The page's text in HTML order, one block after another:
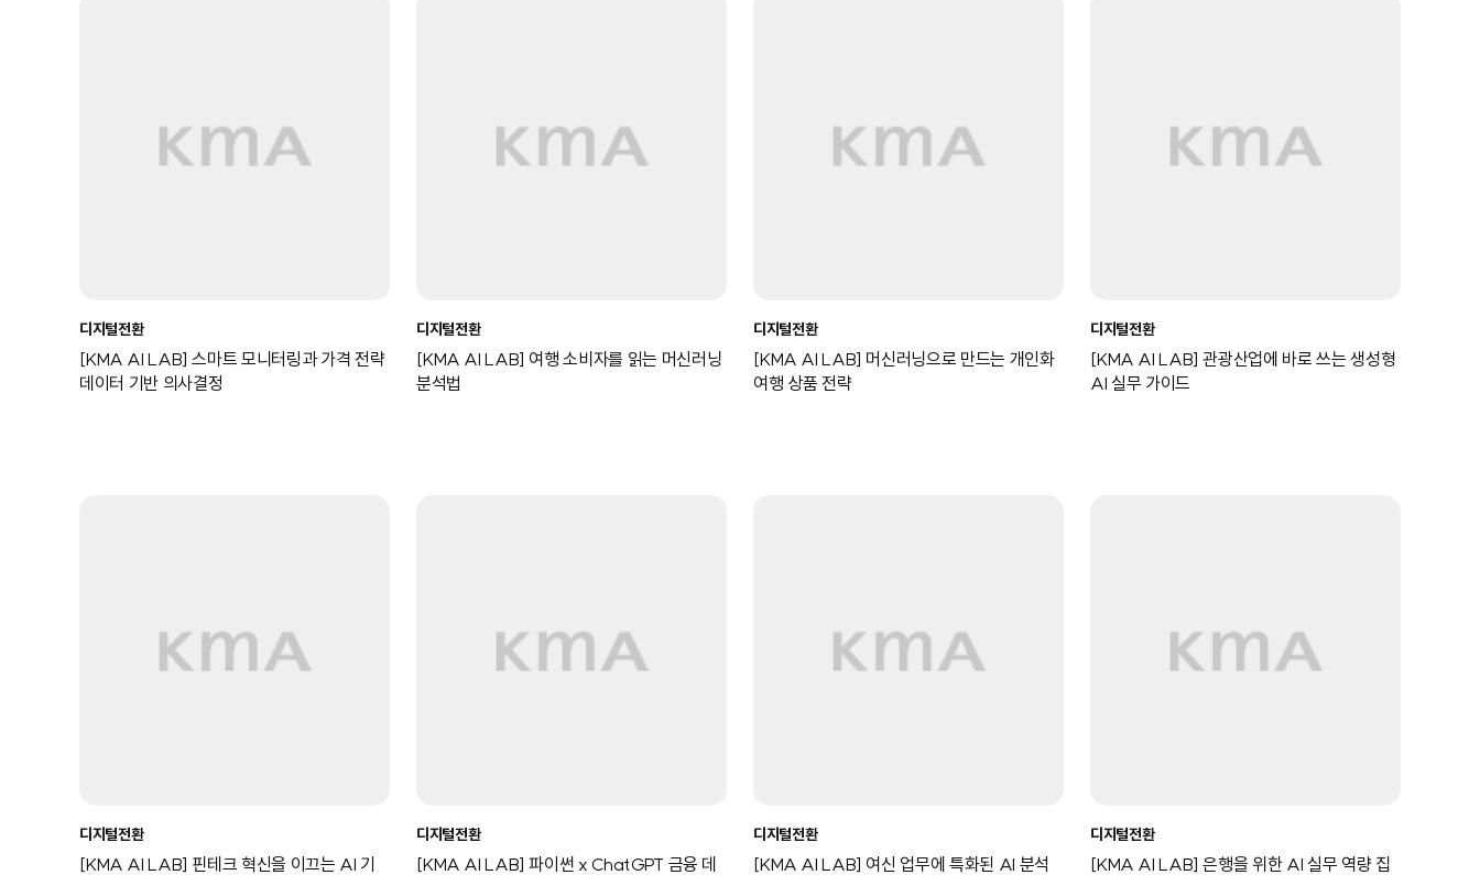
디지털전환
[KMA AI LAB] 스마트 모니터링과 가격 전략
데이터 기반 의사결정
디지털전환
[KMA AI LAB] 여행 소비자를 읽는 머신러닝
분석법
디지털전환
[KMA AI LAB] 머신러닝으로 만드는 개인화
여행 상품 전략
디지털전환
[KMA AI LAB] 관광산업에 바로 쓰는 생성형
AI 실무 가이드
디지털전환
[KMA AI LAB] 핀테크 혁신을 이끄는 AI 기
디지털전환
[KMA AI LAB] 파이썬 x ChatGPT 금융 데
디지털전환
[KMA AI LAB] 여신 업무에 특화된 AI 분석
디지털전환
[KMA AI LAB] 은행을 위한 AI 실무 역량 집